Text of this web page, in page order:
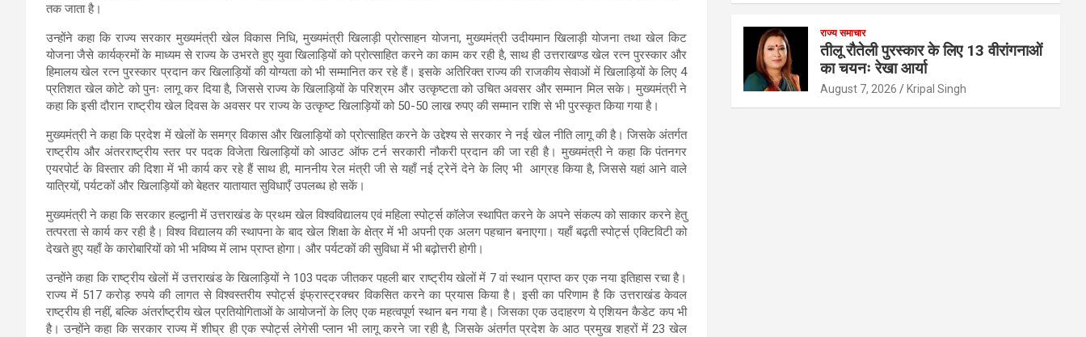
तक जाता है।
उन्होंने कहा कि राज्य सरकार मुख्यमंत्री खेल विकास निधि, मुख्यमंत्री खिलाड़ी प्रोत्साहन योजना, मुख्यमंत्री उदीयमान खिलाड़ी योजना तथा खेल किट
योजना जैसे कार्यक्रमों के माध्यम से राज्य के उभरते हुए युवा खिलाड़ियों को प्रोत्साहित करने का काम कर रही है, साथ ही उत्तराखण्ड खेल रत्न पुरस्कार और
हिमालय खेल रत्न पुरस्कार प्रदान कर खिलाड़ियों की योग्यता को भी सम्मानित कर रहे हैं। इसके अतिरिक्त राज्य की राजकीय सेवाओं में खिलाड़ियों के लिए 4
प्रतिशत खेल कोटे को पुनः लागू कर दिया है, जिससे राज्य के खिलाड़ियों के परिश्रम और उत्कृष्टता को उचित अवसर और सम्मान मिल सके। मुख्यमंत्री ने
कहा कि इसी दौरान राष्ट्रीय खेल दिवस के अवसर पर राज्य के उत्कृष्ट खिलाड़ियों को 50-50 लाख रुपए की सम्मान राशि से भी पुरस्कृत किया गया है।
मुख्यमंत्री ने कहा कि प्रदेश में खेलों के समग्र विकास और खिलाड़ियों को प्रोत्साहित करने के उद्देश्य से सरकार ने नई खेल नीति लागू की है। जिसके अंतर्गत
राष्ट्रीय और अंतरराष्ट्रीय स्तर पर पदक विजेता खिलाड़ियों को आउट ऑफ टर्न सरकारी नौकरी प्रदान की जा रही है। मुख्यमंत्री ने कहा कि पंतनगर
एयरपोर्ट के विस्तार की दिशा में भी कार्य कर रहे हैं साथ ही, माननीय रेल मंत्री जी से यहाँ नई ट्रेनें देने के लिए भी आग्रह किया है, जिससे यहां आने वाले
यात्रियों, पर्यटकों और खिलाड़ियों को बेहतर यातायात सुविधाएँ उपलब्ध हो सकें।
मुख्यमंत्री ने कहा कि सरकार हल्द्वानी में उत्तराखंड के प्रथम खेल विश्वविद्यालय एवं महिला स्पोर्ट्स कॉलेज स्थापित करने के अपने संकल्प को साकार करने हेतु
तत्परता से कार्य कर रही है। विश्व विद्यालय की स्थापना के बाद खेल शिक्षा के क्षेत्र में भी अपनी एक अलग पहचान बनाएगा। यहाँ बढ़ती स्पोर्ट्स एक्टिविटी को
देखते हुए यहाँ के कारोबारियों को भी भविष्य में लाभ प्राप्त होगा। और पर्यटकों की सुविधा में भी बढ़ोत्तरी होगी।
उन्होंने कहा कि राष्ट्रीय खेलों में उत्तराखंड के खिलाड़ियों ने 103 पदक जीतकर पहली बार राष्ट्रीय खेलों में 7 वां स्थान प्राप्त कर एक नया इतिहास रचा है।
राज्य में 517 करोड़ रुपये की लागत से विश्वस्तरीय स्पोर्ट्स इंफ्रास्ट्रक्चर विकसित करने का प्रयास किया है। इसी का परिणाम है कि उत्तराखंड केवल
राष्ट्रीय ही नहीं, बल्कि अंतर्राष्ट्रीय खेल प्रतियोगिताओं के आयोजनों के लिए एक महत्वपूर्ण स्थान बन गया है। जिसका एक उदाहरण ये एशियन कैडेट कप भी
है। उन्होंने कहा कि सरकार राज्य में शीघ्र ही एक स्पोर्ट्स लेगेसी प्लान भी लागू करने जा रही है, जिसके अंतर्गत प्रदेश के आठ प्रमुख शहरों में 23 खेल
राज्य समाचार
तीलू रौतेली पुरस्कार के लिए 13 वीरांगनाओं
का चयनः रेखा आर्या
August 7, 2026 Kripal Singh